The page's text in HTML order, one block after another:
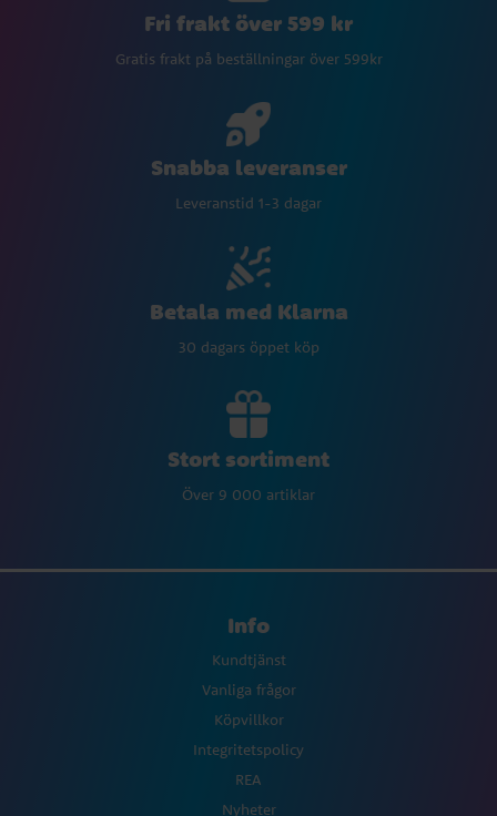
Fri frakt över 599 kr
Gratis frakt på beställningar över 599kr
Snabba leveranser
Leveranstid 1-3 dagar
Betala med Klarna
30 dagars öppet köp
Stort sortiment
Över 9 000 artiklar
Info
Kundtjänst
Vanliga frågor
Köpvillkor
Integritetspolicy
REA
Nyheter